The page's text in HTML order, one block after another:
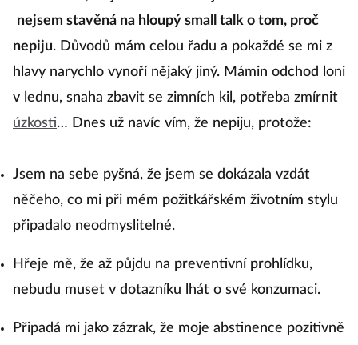
nejsem stavěná na hloupý small talk o tom, proč
nepiju. Důvodů mám celou řadu a pokaždé se mi z
hlavy narychlo vynoří nějaký jiný. Mámin odchod loni
v lednu, snaha zbavit se zimních kil, potřeba zmírnit
úzkosti… Dnes už navíc vím, že nepiju, protože:
Jsem na sebe pyšná, že jsem se dokázala vzdát
něčeho, co mi při mém požitkářském životním stylu
připadalo neodmyslitelné.
Hřeje mě, že až půjdu na preventivní prohlídku,
nebudu muset v dotazníku lhát o své konzumaci.
Připadá mi jako zázrak, že moje abstinence pozitivně